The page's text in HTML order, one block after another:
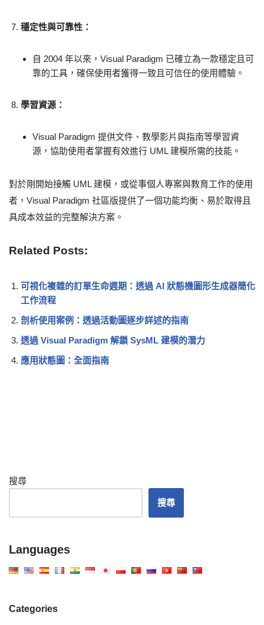
穩定性與可靠性：
自 2004 年以來，Visual Paradigm 已確立為一款穩定且可
靠的工具，確保使用者獲得一致且可信任的使用體驗。
學習資源：
Visual Paradigm 提供文件、教學影片與指南等學習資
源，協助使用者掌握有效進行 UML 建模所需的技能。
對於剛開始接觸 UML 建模，或從事個人專案與教育工作的使用
者，Visual Paradigm 社區版提供了一個功能均衡、易於取得且
具成本效益的完整解決方案。
Related Posts:
可視化複雜的訂單生命週期：透過 AI 狀態機圖形生成器簡化
工作流程
剖析使用案例：透過活動圖逐步詳述的指南
透過 Visual Paradigm 解鎖 SysML 建模的潛力
應用狀態圖：全面指南
搜尋
搜尋
Languages
Categories